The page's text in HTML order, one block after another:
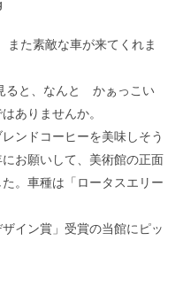
た素敵な車が来てくれま
ると、なんと かぁっこい
ありませんか。
ンドコーヒーを美味しそう
お願いして、美術館の正面
。車種は「ロータスエリー
イン賞」受賞の当館にピッ